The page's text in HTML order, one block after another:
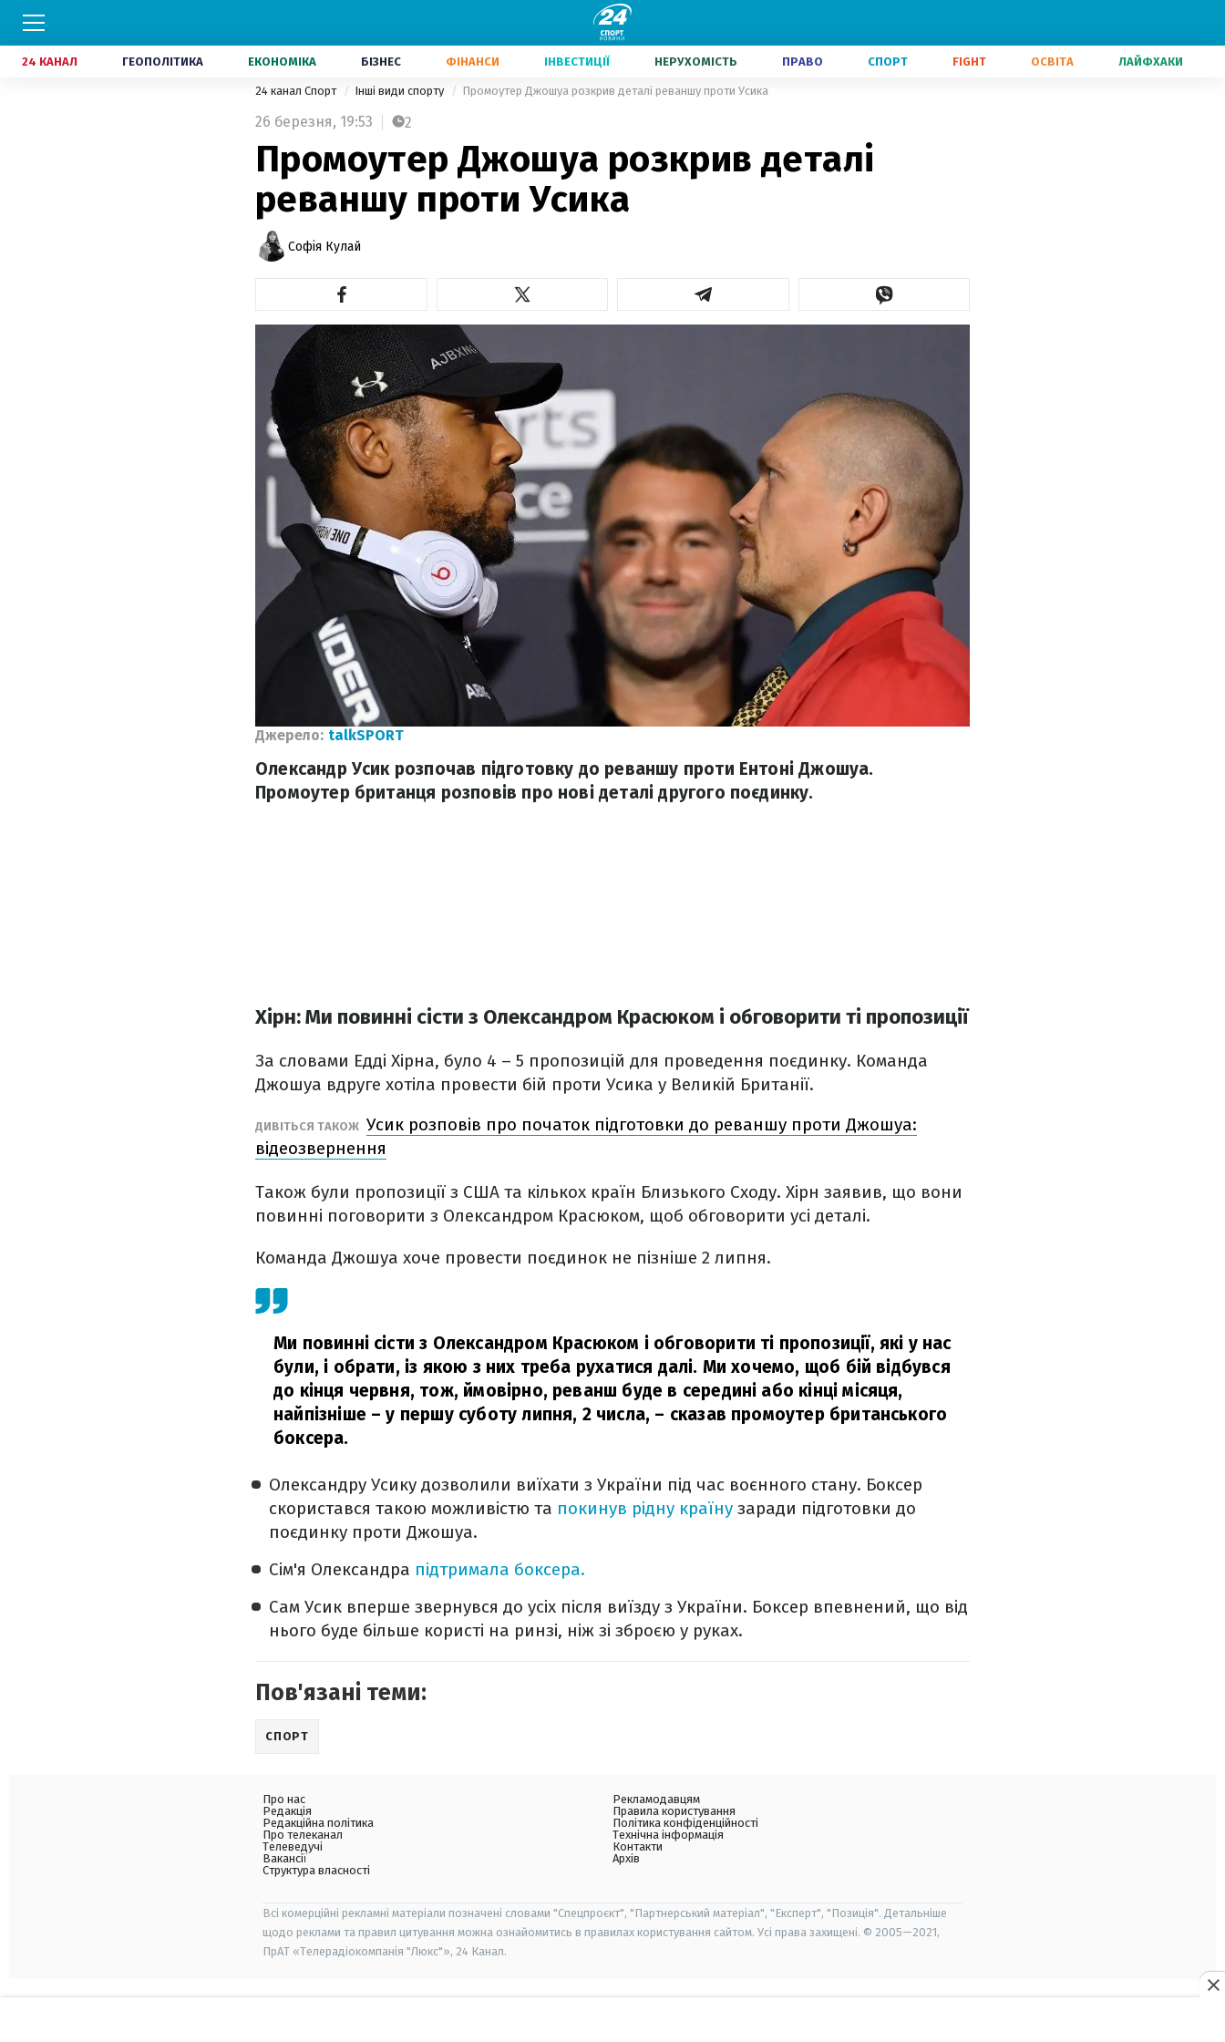
24 КАНАЛ ГЕОПОЛІТИКА ЕКОНОМІКА БІЗНЕС ФІНАНСИ ІНВЕСТИЦІЇ НЕРУХОМІСТЬ ПРАВО СПОРТ FIGHT ОСВІТА ЛАЙФХАКИ
24 канал Спорт Інші види спорту Промоутер Джошуа розкрив деталі реваншу проти Усика
26 березня, 19:53 2
Промоутер Джошуа розкрив деталі
реваншу проти Усика
Софія Кулай
Джерело: talkSPORT
Олександр Усик розпочав підготовку до реваншу проти Ентоні Джошуа.
Промоутер британця розповів про нові деталі другого поєдинку.
Хірн: Ми повинні сісти з Олександром Красюком і обговорити ті пропозиції
За словами Едді Хірна, було 4 – 5 пропозицій для проведення поєдинку. Команда
Джошуа вдруге хотіла провести бій проти Усика у Великій Британії.
ДИВІТЬСЯ ТАКОЖ Усик розповів про початок підготовки до реваншу проти Джошуа:
відеозвернення
Також були пропозиції з США та кількох країн Близького Сходу. Хірн заявив, що вони
повинні поговорити з Олександром Красюком, щоб обговорити усі деталі.
Команда Джошуа хоче провести поєдинок не пізніше 2 липня.
Ми повинні сісти з Олександром Красюком і обговорити ті пропозиції, які у нас
були, і обрати, із якою з них треба рухатися далі. Ми хочемо, щоб бій відбувся
до кінця червня, тож, ймовірно, реванш буде в середині або кінці місяця,
найпізніше – у першу суботу липня, 2 числа, – сказав промоутер британського
боксера.
Олександру Усику дозволили виїхати з України під час воєнного стану. Боксер
скористався такою можливістю та покинув рідну країну заради підготовки до
поєдинку проти Джошуа.
Сім'я Олександра підтримала боксера.
Сам Усик вперше звернувся до усіх після виїзду з України. Боксер впевнений, що від
нього буде більше користі на ринзі, ніж зі зброєю у руках.
Пов'язані теми:
СПОРТ
Про нас
Редакція
Редакційна політика
Про телеканал
Телеведучі
Вакансії
Структура власності
Рекламодавцям
Правила користування
Політика конфіденційності
Технічна інформація
Контакти
Архів
Всі комерційні рекламні матеріали позначені словами "Спецпроєкт", "Партнерський матеріал", "Експерт", "Позиція". Детальніше
щодо реклами та правил цитування можна ознайомитись в правилах користування сайтом. Усі права захищені. © 2005—2021,
ПрАТ «Телерадіокомпанія "Люкс"», 24 Канал.